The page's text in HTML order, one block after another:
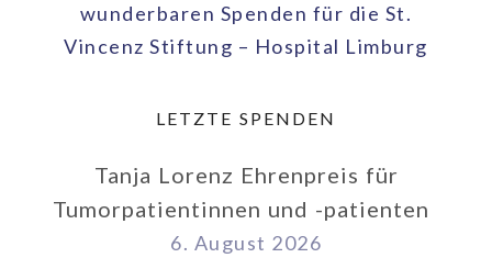
wunderbaren Spenden für die St.
Vincenz Stiftung – Hospital Limburg
LETZTE SPENDEN
Tanja Lorenz Ehrenpreis für
Tumorpatientinnen und -patienten
6. August 2026